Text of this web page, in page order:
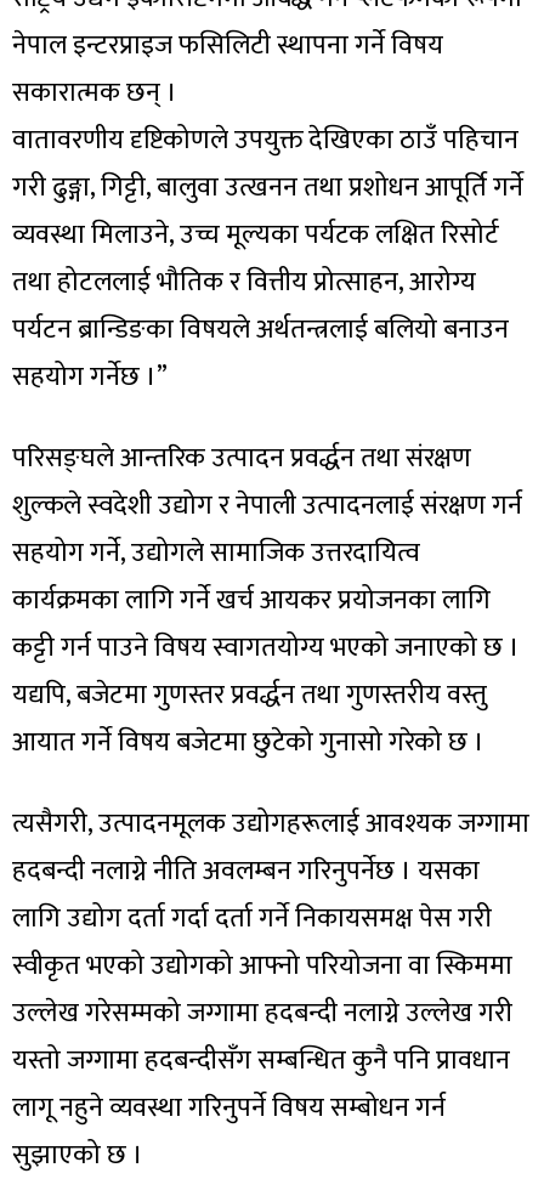
नेपाल इन्टरप्राइज फसिलिटी स्थापना गर्ने विषय
सकारात्मक छन् ।
वातावरणीय दृष्टिकोणले उपयुक्त देखिएका ठाउँ पहिचान
गरी ढुङ्गा, गिट्टी, बालुवा उत्खनन तथा प्रशोधन आपूर्ति गर्ने
व्यवस्था मिलाउने, उच्च मूल्यका पर्यटक लक्षित रिसोर्ट
तथा होटललाई भौतिक र वित्तीय प्रोत्साहन, आरोग्य
पर्यटन ब्रान्डिङका विषयले अर्थतन्त्रलाई बलियो बनाउन
सहयोग गर्नेछ ।”
परिसङ्घले आन्तरिक उत्पादन प्रवर्द्धन तथा संरक्षण
शुल्कले स्वदेशी उद्योग र नेपाली उत्पादनलाई संरक्षण गर्न
सहयोग गर्ने, उद्योगले सामाजिक उत्तरदायित्व
कार्यक्रमका लागि गर्ने खर्च आयकर प्रयोजनका लागि
कट्टी गर्न पाउने विषय स्वागतयोग्य भएको जनाएको छ ।
यद्यपि, बजेटमा गुणस्तर प्रवर्द्धन तथा गुणस्तरीय वस्तु
आयात गर्ने विषय बजेटमा छुटेको गुनासो गरेको छ ।
त्यसैगरी, उत्पादनमूलक उद्योगहरूलाई आवश्यक जग्गामा
हदबन्दी नलाग्ने नीति अवलम्बन गरिनुपर्नेछ । यसका
लागि उद्योग दर्ता गर्दा दर्ता गर्ने निकायसमक्ष पेस गरी
स्वीकृत भएको उद्योगको आफ्नो परियोजना वा स्किममा
उल्लेख गरेसम्मको जग्गामा हदबन्दी नलाग्ने उल्लेख गरी
यस्तो जग्गामा हदबन्दीसँग सम्बन्धित कुनै पनि प्रावधान
लागू नहुने व्यवस्था गरिनुपर्ने विषय सम्बोधन गर्न
सुझाएको छ ।